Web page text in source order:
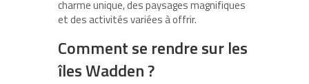
charme unique, des paysages magnifiques
et des activités variées à offrir.
Comment se rendre sur les
îles Wadden ?